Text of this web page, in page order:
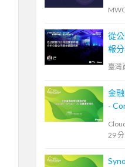
從
報
情形
臺灣
金
-
29 分